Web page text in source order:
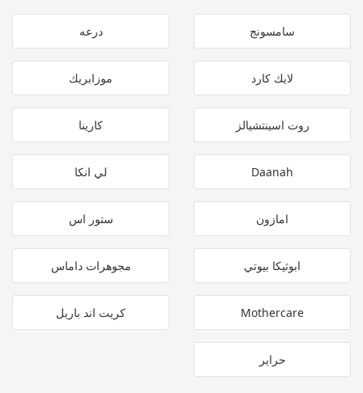
سامسونج درعه
لايك كارد موزابريك
روت اسينتشيالز كارينا
Daanah لي انكا
امازون ستور اس
ابوثيكا بيوتي مجوهرات داماس
Mothercare كريت اند باريل
حراير